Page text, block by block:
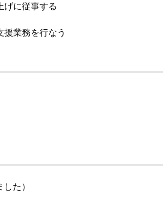
げに従事する
援業務を行なう
た）